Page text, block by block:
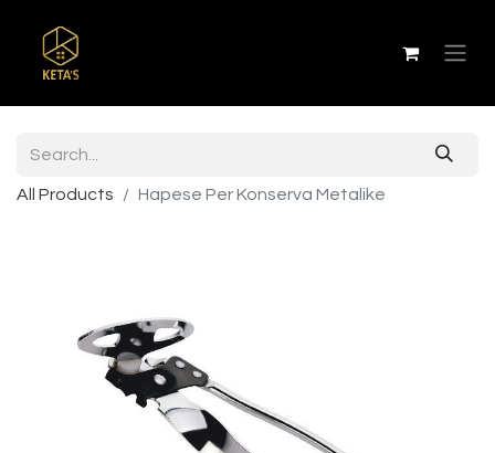
All Products Hapese Per Konserva Metalike